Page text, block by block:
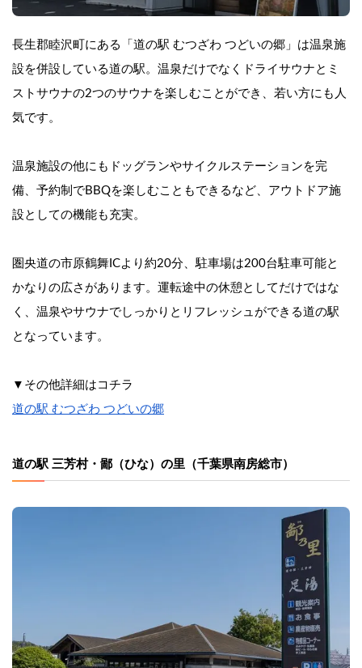
長生郡睦沢町にある「道の駅 むつざわ つどいの郷」は温泉施
設を併設している道の駅。温泉だけでなくドライサウナとミ
ストサウナの2つのサウナを楽しむことができ、若い方にも人
気です。
温泉施設の他にもドッグランやサイクルステーションを完
備、予約制でBBQを楽しむこともできるなど、アウトドア施
設としての機能も充実。
圏央道の市原鶴舞ICより約20分、駐車場は200台駐車可能と
かなりの広さがあります。運転途中の休憩としてだけではな
く、温泉やサウナでしっかりとリフレッシュができる道の駅
となっています。
▼その他詳細はコチラ
道の駅 むつざわ つどいの郷
道の駅 三芳村・鄙（ひな）の里（千葉県南房総市）